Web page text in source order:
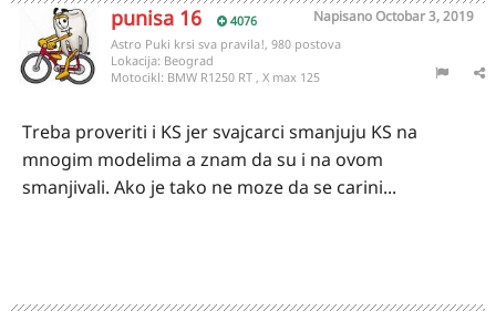
punisa 16 4076 NapisanoOctobar 3, 2019
Astro Puki krsi sva pravila!, 980 postova
Lokacija: Beograd
Motocikl: BMW R1250 RT , X max 125
Treba proveriti i KS jer svajcarci smanjuju KS na
mnogim modelima a znam da su i na ovom
smanjivali. Ako je tako ne moze da se carini...